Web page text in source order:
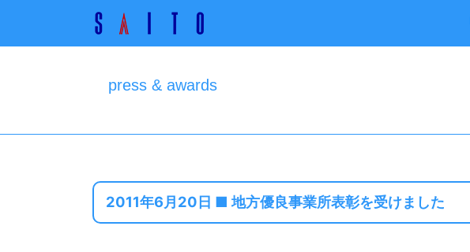
press & awards
2011年6月20日 ■ 地方優良事業所表彰を受けました